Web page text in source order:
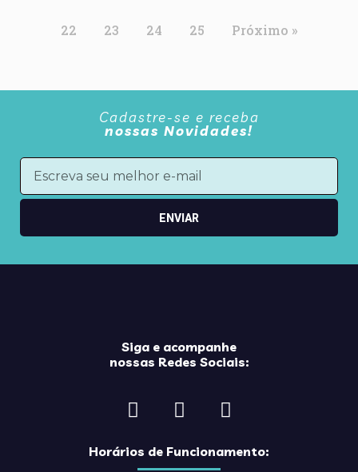
22 23 24 25 Próximo »
Cadastre-se e receba
nossas Novidades!
ENVIAR
Siga e acompanhe
nossas Redes Sociais:
Horários de Funcionamento: